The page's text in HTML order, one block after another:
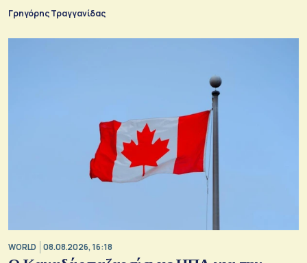
Γρηγόρης Τραγγανίδας
WORLD 08.08.2026, 16:18